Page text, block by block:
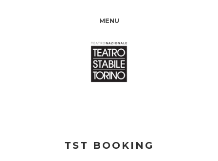
MENU
TST BOOKING